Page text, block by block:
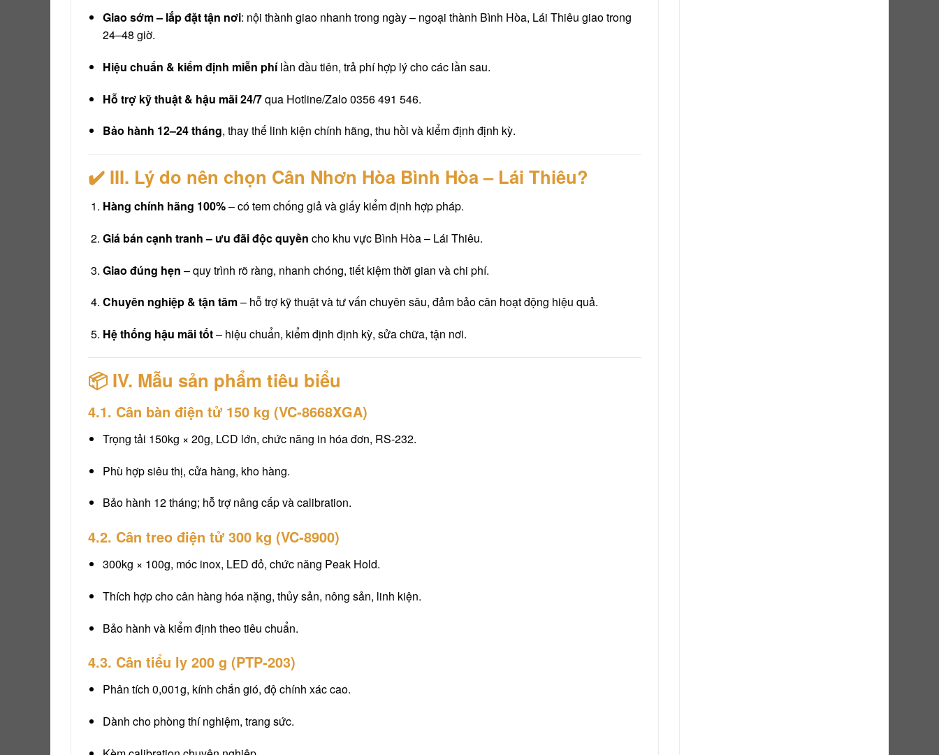
Giao sớm – lắp đặt tận nơi: nội thành giao nhanh trong ngày – ngoại thành Bình Hòa, Lái Thiêu giao trong
24–48 giờ.
Hiệu chuẩn & kiểm định miễn phílần đầu tiên, trả phí hợp lý cho các lần sau.
Hỗ trợ kỹ thuật & hậu mãi 24/7qua Hotline/Zalo 0356 491 546.
Bảo hành 12–24 tháng, thay thế linh kiện chính hãng, thu hồi và kiểm định định kỳ.
✔️ III. Lý do nên chọn Cân Nhơn Hòa Bình Hòa – Lái Thiêu?
Hàng chính hãng 100%– có tem chống giả và giấy kiểm định hợp pháp.
Giá bán cạnh tranh – ưu đãi độc quyền cho khu vực Bình Hòa – Lái Thiêu.
Giao đúng hẹn – quy trình rõ ràng, nhanh chóng, tiết kiệm thời gian và chi phí.
Chuyên nghiệp & tận tâm– hỗ trợ kỹ thuật và tư vấn chuyên sâu, đảm bảo cân hoạt động hiệu quả.
Hệ thống hậu mãi tốt– hiệu chuẩn, kiểm định định kỳ, sửa chữa, tận nơi.
📦 IV. Mẫu sản phẩm tiêu biểu
4.1. Cân bàn điện tử 150 kg (VC‑8668XGA)
Trọng tải 150kg × 20g, LCD lớn, chức năng in hóa đơn, RS‑232.
Phù hợp siêu thị, cửa hàng, kho hàng.
Bảo hành 12 tháng; hỗ trợ nâng cấp và calibration.
4.2. Cân treo điện tử 300 kg (VC‑8900)
300kg × 100g, móc inox, LED đỏ, chức năng Peak Hold.
Thích hợp cho cân hàng hóa nặng, thủy sản, nông sản, linh kiện.
Bảo hành và kiểm định theo tiêu chuẩn.
4.3. Cân tiểu ly 200 g (PTP‑203)
Phân tích 0,001g, kính chắn gió, độ chính xác cao.
Dành cho phòng thí nghiệm, trang sức.